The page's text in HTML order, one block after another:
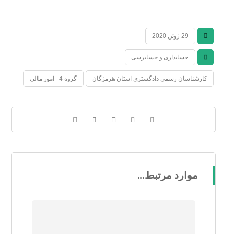
29 ژوئن 2020
حسابداری و حسابرسی
کارشناسان رسمی دادگستری استان هرمزگان گروه 4 - امور مالی
موارد مرتبط...